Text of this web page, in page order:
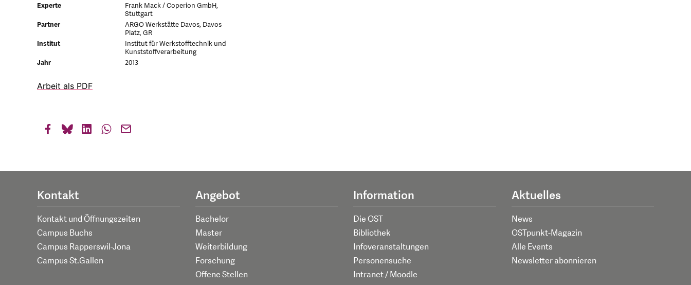
Experte
Frank Mack / Coperion GmbH,
Stuttgart
Partner
ARGO Werkstätte Davos, Davos
Platz, GR
Institut
Institut für Werkstofftechnik und
Kunststoffverarbeitung
Jahr
2013
Arbeit als PDF
Kontakt
Kontakt und Öffnungszeiten
Campus Buchs
Campus Rapperswil-Jona
Campus St.Gallen
Angebot
Bachelor
Master
Weiterbildung
Forschung
Offene Stellen
Information
Die OST
Bibliothek
Infoveranstaltungen
Personensuche
Intranet / Moodle
Aktuelles
News
OSTpunkt-Magazin
Alle Events
Newsletter abonnieren